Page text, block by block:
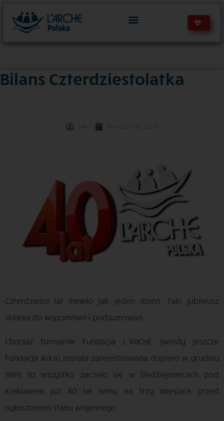
Bilans Czterdziestolatka
Czterdzieści lat minęło jak jeden dzień. Taki jubileusz
skłania do wspomnień i podsumowań.
Chociaż formalnie Fundacja L’ARCHE (wtedy jeszcze
Fundacja Arka) została zarejestrowana dopiero w grudniu
1989, to wszystko zaczęło się w Śledziejowicach pod
Krakowem, już 40 lat temu, na trzy miesiące przed
ogłoszeniem stanu wojennego.